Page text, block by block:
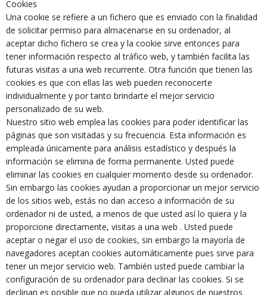
Cookies
Una cookie se refiere a un fichero que es enviado con la finalidad
de solicitar permiso para almacenarse en su ordenador, al
aceptar dicho fichero se crea y la cookie sirve entonces para
tener información respecto al tráfico web, y también facilita las
futuras visitas a una web recurrente. Otra función que tienen las
cookies es que con ellas las web pueden reconocerte
individualmente y por tanto brindarte el mejor servicio
personalizado de su web.
Nuestro sitio web emplea las cookies para poder identificar las
páginas que son visitadas y su frecuencia. Esta información es
empleada únicamente para análisis estadístico y después la
información se elimina de forma permanente. Usted puede
eliminar las cookies en cualquier momento desde su ordenador.
Sin embargo las cookies ayudan a proporcionar un mejor servicio
de los sitios web, estás no dan acceso a información de su
ordenador ni de usted, a menos de que usted así lo quiera y la
proporcione directamente, visitas a una web . Usted puede
aceptar o negar el uso de cookies, sin embargo la mayoría de
navegadores aceptan cookies automáticamente pues sirve para
tener un mejor servicio web. También usted puede cambiar la
configuración de su ordenador para declinar las cookies. Si se
declinan es posible que no pueda utilizar algunos de nuestros